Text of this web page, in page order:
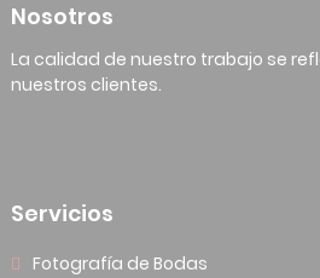
Nosotros
La calidad de nuestro trabajo se
nuestros clientes.
Servicios
Fotografía de Bodas